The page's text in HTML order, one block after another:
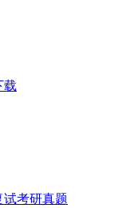
载
考研真题